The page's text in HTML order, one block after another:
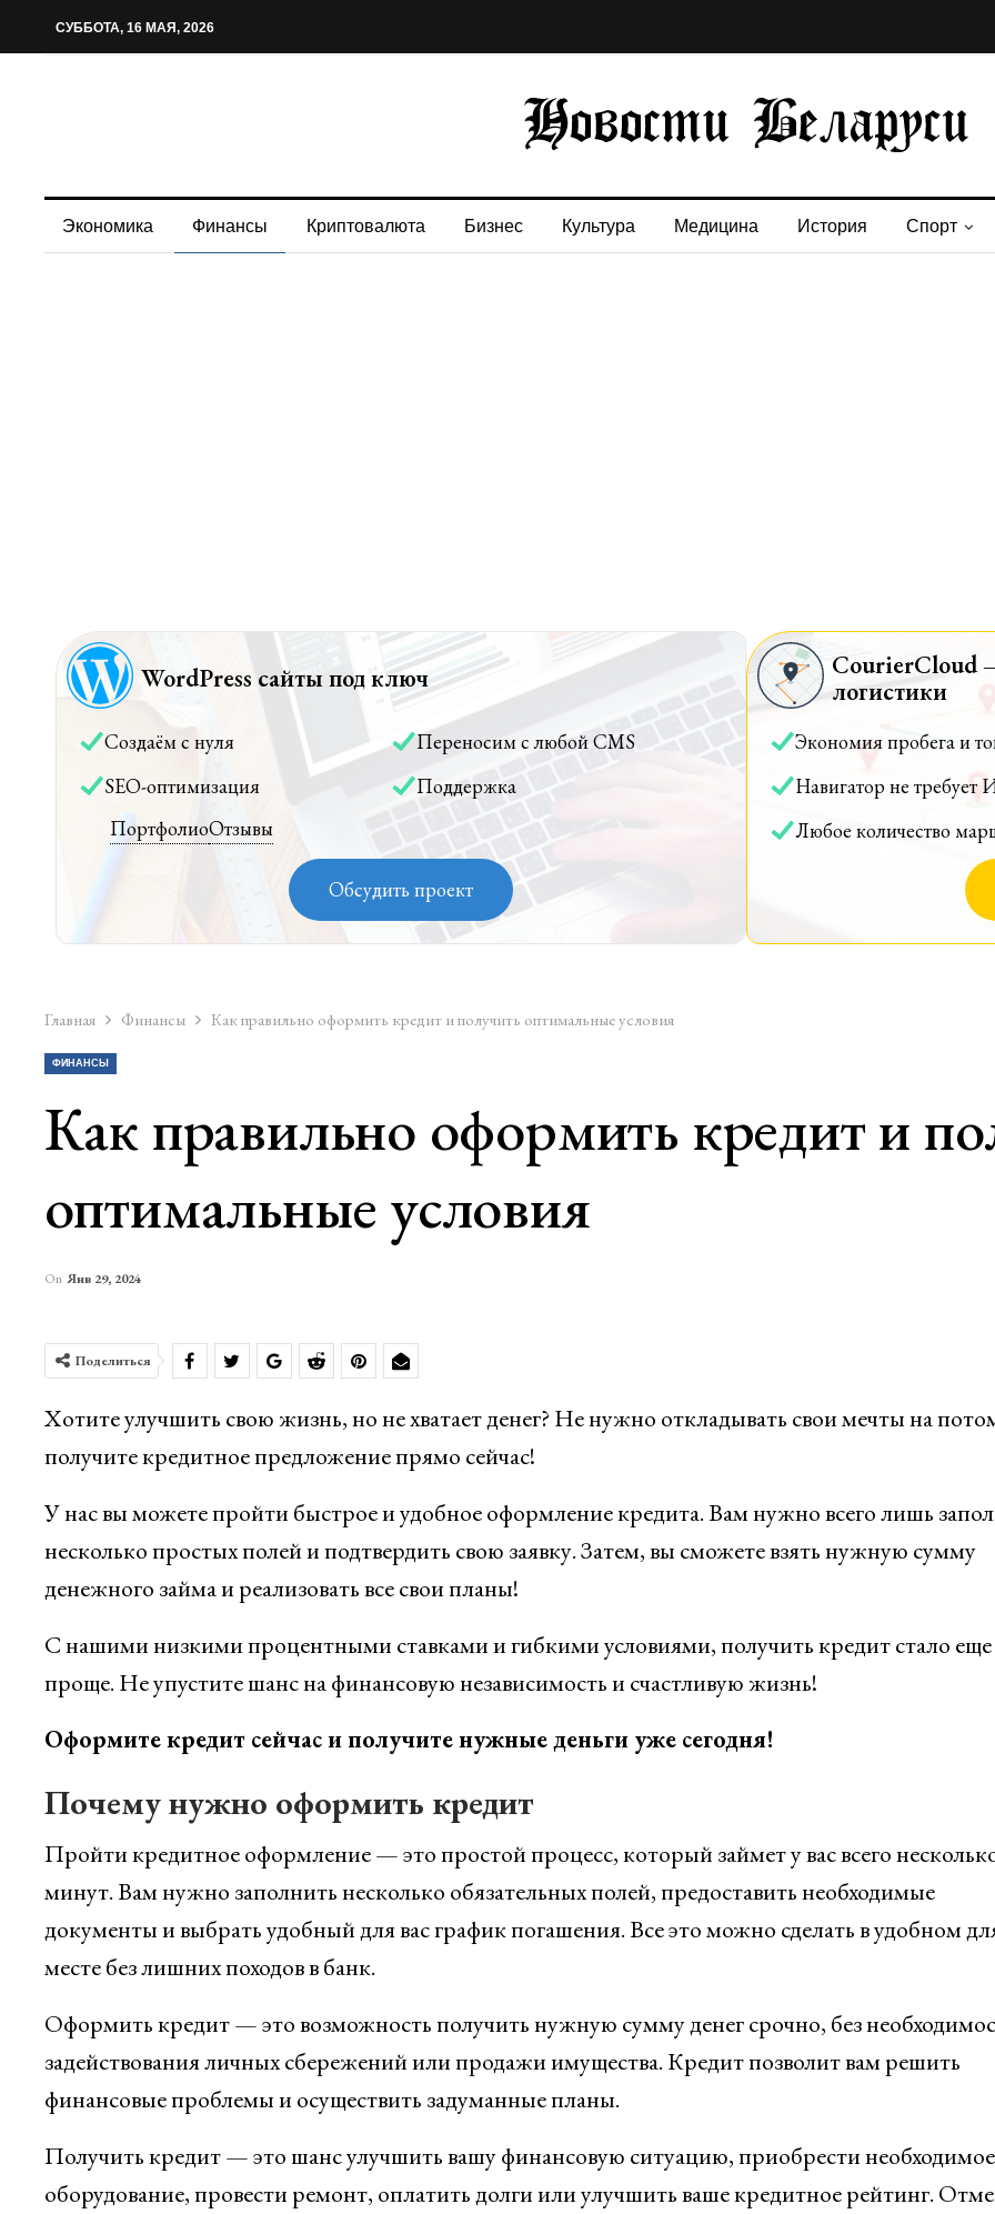
СУББОТА, 16 МАЯ, 2026
Экономика Финансы Криптовалюта Бизнес Культура Медицина История Спорт
WordPress сайты под ключ
Создаём с нуля
Переносим с любой CMS
SEO-оптимизация
Поддержка
ПортфолиоОтзывы
Обсудить проект
CourierCloud
логистики
Экономия пробега и
Навигатор не требует
Любое количество
Главная Финансы Как правильно оформить кредит и получить оптимальные условия
ФИНАНСЫ
Как правильно оформить кредит и
оптимальные условия
On Янв 29, 2024
Поделиться
Хотите улучшить свою жизнь, но не хватает денег? Не нужно откладывать свои мечты на
получите кредитное предложение прямо сейчас!
У нас вы можете пройти быстрое и удобное оформление кредита. Вам нужно всего лишь
несколько простых полей и подтвердить свою заявку. Затем, вы сможете взять нужную сумму
денежного займа и реализовать все свои планы!
С нашими низкими процентными ставками и гибкими условиями, получить кредит стало еще
проще. Не упустите шанс на финансовую независимость и счастливую жизнь!
Оформите кредит сейчас и получите нужные деньги уже сегодня!
Почему нужно оформить кредит
Пройти кредитное оформление — это простой процесс, который займет у вас всего
минут. Вам нужно заполнить несколько обязательных полей, предоставить необходимые
документы и выбрать удобный для вас график погашения. Все это можно сделать в удобном
месте без лишних походов в банк.
Оформить кредит — это возможность получить нужную сумму денег срочно, без
задействования личных сбережений или продажи имущества. Кредит позволит вам решить
финансовые проблемы и осуществить задуманные планы.
Получить кредит — это шанс улучшить вашу финансовую ситуацию, приобрести необходимое
оборудование, провести ремонт, оплатить долги или улучшить ваше кредитное рейтинг.